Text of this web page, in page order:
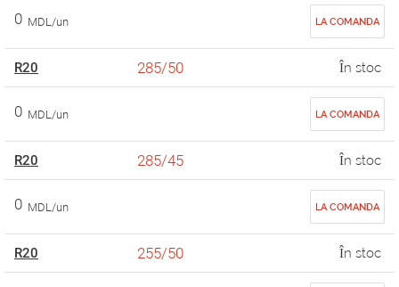
0 MDL/un LA COMANDA
R20 285/50 În stoc
0 MDL/un LA COMANDA
R20 285/45 În stoc
0 MDL/un LA COMANDA
R20 255/50 În stoc